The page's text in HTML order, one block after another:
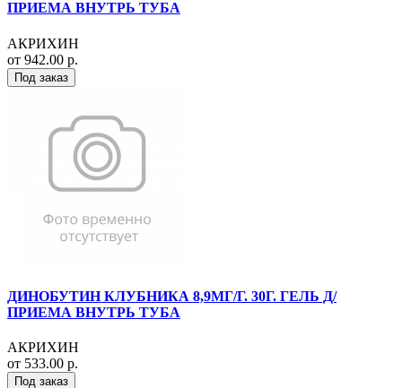
ПРИЕМА ВНУТРЬ ТУБА
АКРИХИН
от 942.00 р.
Под заказ
ДИНОБУТИН КЛУБНИКА 8,9МГ/Г. 30Г. ГЕЛЬ Д/
ПРИЕМА ВНУТРЬ ТУБА
АКРИХИН
от 533.00 р.
Под заказ